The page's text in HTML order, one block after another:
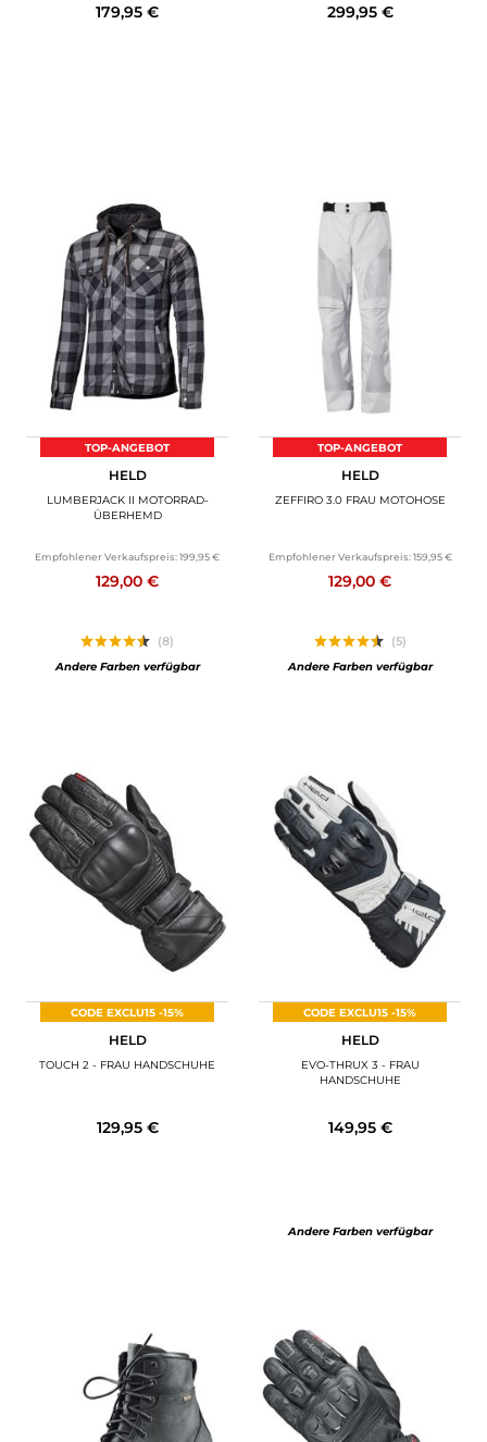
179,95 € 299,95 €
TOP-ANGEBOT
HELD
LUMBERJACK II MOTORRAD-
ÜBERHEMD
Empfohlener Verkaufspreis:199,95 €
129,00 €
(8)
Andere Farben verfügbar
TOP-ANGEBOT
HELD
ZEFFIRO 3.0 FRAU MOTOHOSE
Empfohlener Verkaufspreis: 159,95 €
129,00 €
(5)
Andere Farben verfügbar
CODE EXCLU15 -15%
HELD
TOUCH 2 - FRAU HANDSCHUHE
129,95 €
CODE EXCLU15 -15%
HELD
EVO-THRUX 3 - FRAU
HANDSCHUHE
149,95 €
Andere Farben verfügbar